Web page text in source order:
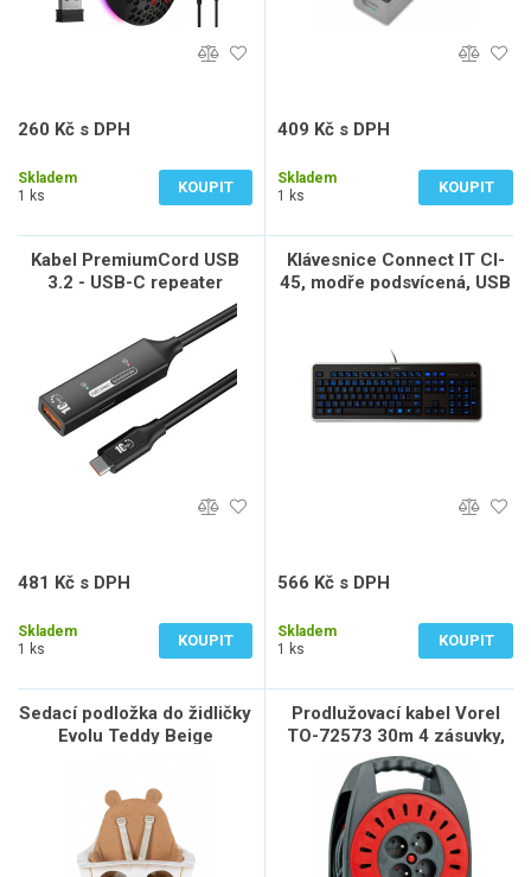
260 Kč s DPH
Skladem
1 ks
KOUPIT
409 Kč s DPH
Skladem
1 ks
KOUPIT
Kabel PremiumCord USB
3.2 - USB-C repeater
prodlužovací F/M 10Gbps,
481 Kč s DPH
Skladem
1 ks
KOUPIT
Klávesnice Connect IT CI-
45, modře podsvícená, USB
566 Kč s DPH
Skladem
1 ks
KOUPIT
Sedací podložka do židličky
Evolu Teddy Beige
Prodlužovací kabel Vorel
TO-72573 30m 4 zásuvky,
buben